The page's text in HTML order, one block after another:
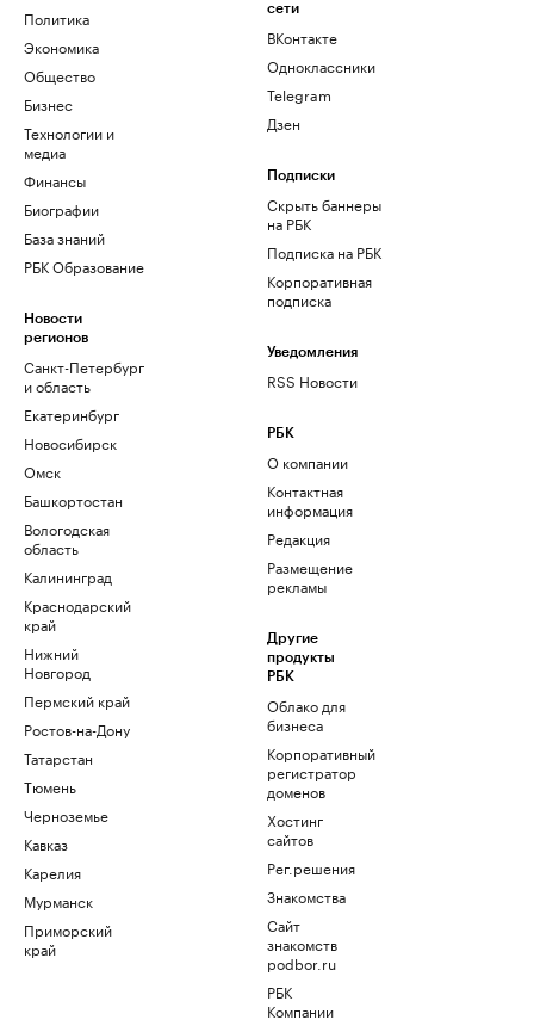
Политика
Экономика
Общество
Бизнес
Технологии и
медиа
Финансы
Биографии
База знаний
РБК Образование
Новости
регионов
Санкт-Петербург
и область
Екатеринбург
Новосибирск
Омск
Башкортостан
Вологодская
область
Калининград
Краснодарский
край
Нижний
Новгород
Пермский край
Ростов-на-Дону
Татарстан
Тюмень
Черноземье
Кавказ
Карелия
Мурманск
Приморский
край
сети
ВКонтакте
Одноклассники
Telegram
Дзен
Подписки
Скрыть баннеры
на РБК
Подписка на РБК
Корпоративная
подписка
Уведомления
RSS Новости
РБК
О компании
Контактная
информация
Редакция
Размещение
рекламы
Другие
продукты
РБК
Облако для
бизнеса
Корпоративный
регистратор
доменов
Хостинг
сайтов
Рег.решения
Знакомства
Сайт
знакомств
podbor.ru
РБК
Компании